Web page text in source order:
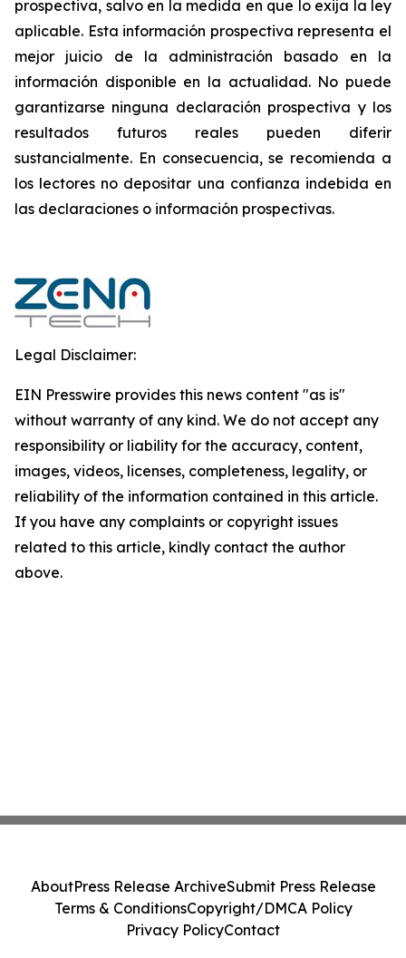
prospectiva, salvo en la medida en que lo exija la ley
aplicable. Esta información prospectiva representa el
mejor juicio de la administración basado en la
información disponible en la actualidad. No puede
garantizarse ninguna declaración prospectiva y los
resultados futuros reales pueden diferir
sustancialmente. ‎‎‎En consecuencia, se recomienda a
los lectores ‎no depositar una confianza indebida en
las declaraciones o información prospectivas.‎
Legal Disclaimer:
EIN Presswire provides this news content "as is"
without warranty of any kind. We do not accept any
responsibility or liability for the accuracy, content,
images, videos, licenses, completeness, legality, or
reliability of the information contained in this article.
If you have any complaints or copyright issues
related to this article, kindly contact the author
above.
AboutPress Release ArchiveSubmit Press Release
Terms & ConditionsCopyright/DMCA Policy
Privacy PolicyContact